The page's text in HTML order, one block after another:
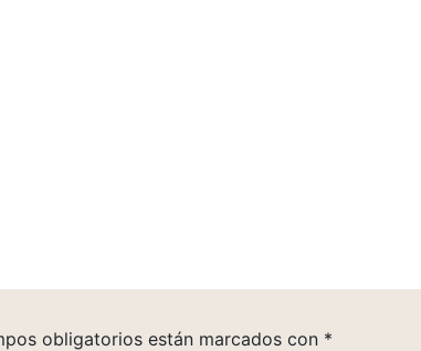
obligatorios están marcados con *